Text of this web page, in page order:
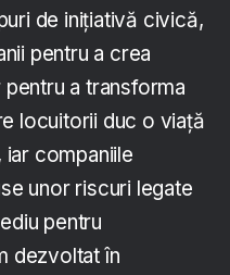
de inițiativă civică,
pentru a crea
a transforma
locuitorii duc o viață
companiile
unor riscuri legate
pentru
dezvoltat în